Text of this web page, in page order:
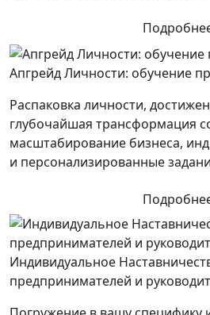
Апгрейд Личности: обучение
Распаковка личности,
глубочайшая трансформация
масштабирование бизнеса,
и персонализированные
Индивидуальное
предпринимателей и